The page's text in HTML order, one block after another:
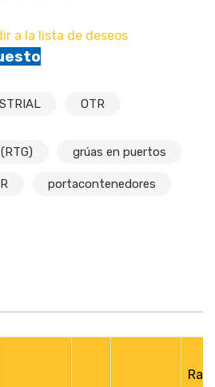
a la lista de deseos
OTR
grúas en puertos
portacontenedores